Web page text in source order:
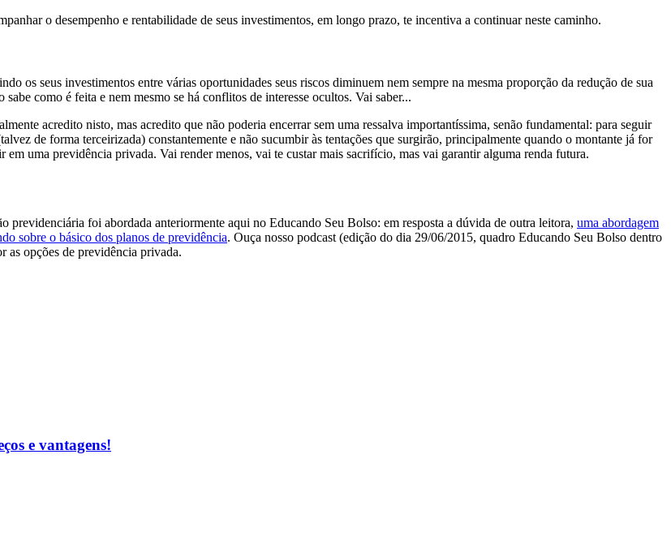
o desempenho e rentabilidade de seus investimentos, em longo prazo, te incentiva a continuar neste caminho.
os seus investimentos entre várias oportunidades seus riscos diminuem nem sempre na mesma proporção da redução de sua
como é feita e nem mesmo se há conflitos de interesse ocultos. Vai saber...
acredito nisto, mas acredito que não poderia encerrar sem uma ressalva importantíssima, senão fundamental: para seguir
de forma terceirizada) constantemente e não sucumbir às tentações que surgirão, principalmente quando o montante já for
uma previdência privada. Vai render menos, vai te custar mais sacrifício, mas vai garantir alguma renda futura.
previdenciária foi abordada anteriormente aqui no Educando Seu Bolso: em resposta a dúvida de outra leitora, uma abordagem
sobre o básico dos planos de previdência. Ouça nosso podcast (edição do dia 29/06/2015, quadro Educando Seu Bolso dentro
opções de previdência privada.
e vantagens!